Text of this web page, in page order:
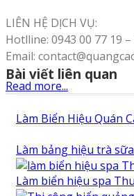
LIÊN HỆ DỊCH VỤ:
Hotlline: 0943 00 77 19
Email:
Read more...
Bài viết liên quan
Làm Biển Hiệu Quán
Làm bảng hiệu trà
Làm biển hiệu spa